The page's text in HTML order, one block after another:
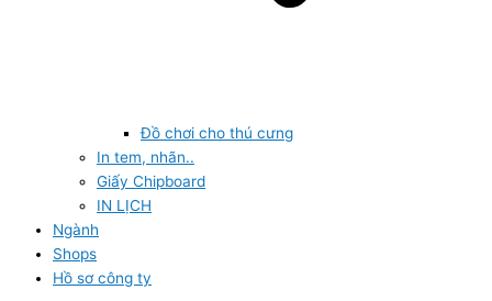
Đồ chơi cho thú cưng
In tem, nhãn..
Giấy Chipboard
IN LỊCH
Ngành
Shops
Hồ sơ công ty